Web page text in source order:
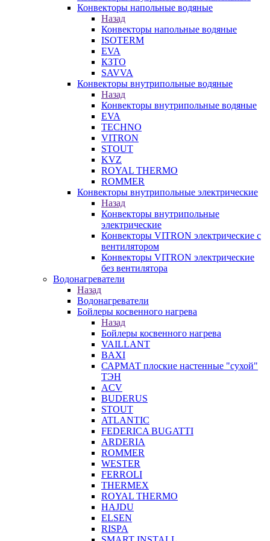
Конвекторы напольные водяные
Назад
Конвекторы напольные водяные
ISOTERM
EVA
КЗТО
SAVVA
Конвекторы внутрипольные водяные
Назад
Конвекторы внутрипольные водяные
EVA
TECHNO
VITRON
STOUT
KVZ
ROYAL THERMO
ROMMER
Конвекторы внутрипольные электрические
Назад
Конвекторы внутрипольные
электрические
Конвекторы VITRON электрические с
вентилятором
Конвекторы VITRON электрические
без вентилятора
Водонагреватели
Назад
Водонагреватели
Бойлеры косвенного нагрева
Назад
Бойлеры косвенного нагрева
VAILLANT
BAXI
САРМАТ плоские настенные "сухой"
ТЭН
ACV
BUDERUS
STOUT
ATLANTIC
FEDERICA BUGATTI
ARDERIA
ROMMER
WESTER
FERROLI
THERMEX
ROYAL THERMO
HAJDU
ELSEN
RISPA